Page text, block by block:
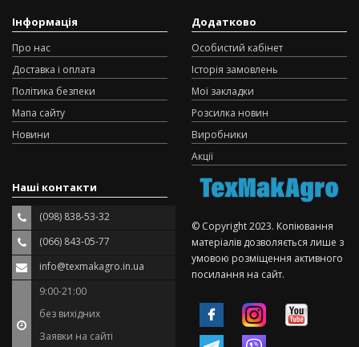
Інформація
Про нас
Доставка і оплата
Політика безпеки
Мапа сайту
Новини
Додатково
Особистий кабінет
Історія замовлень
Мої закладки
Розсилка новин
Виробники
Акції
Наші контакти
(098) 838-53-32
(066) 843-05-77
info@texmakagro.in.ua
9:00-21:00
без вихідних
Заявки на сайті
© Copyright 2023. Копіювання
матеріалів дозволяється лише з
умовою розміщення активного
посилання на сайт.